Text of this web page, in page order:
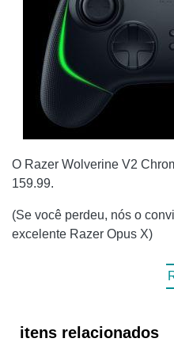
O Razer Wolverine V2
159.99.
(Se você perdeu, nós o
excelente Razer Opus X)
itens relacionados